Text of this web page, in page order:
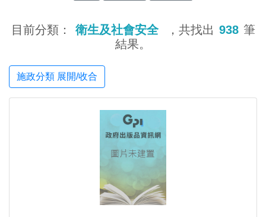
目前分類： 衛生及社會安全 ，共找出 938 筆
結果。
施政分類 展開/收合